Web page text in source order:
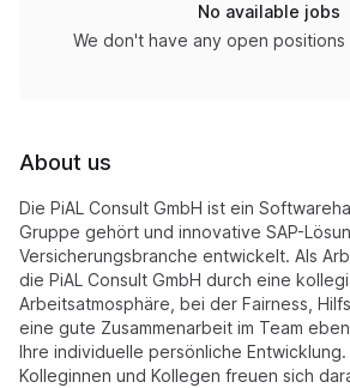
No available jobs
We don't have any open positions
About us
Die PiAL Consult GmbH ist ein
Gruppe gehört und innovative SAP-
Versicherungsbranche entwickelt. Als
die PiAL Consult GmbH durch eine
Arbeitsatmosphäre, bei der Fairness,
eine gute Zusammenarbeit im Team
Ihre individuelle persönliche
Kolleginnen und Kollegen freuen sich